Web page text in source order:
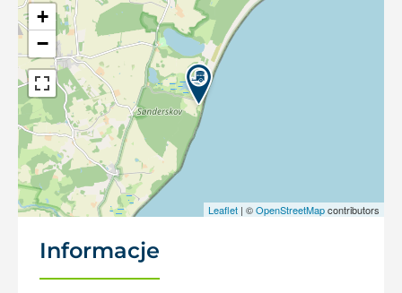
+
−
Leaflet | ©OpenStreetMapcontributors
Informacje